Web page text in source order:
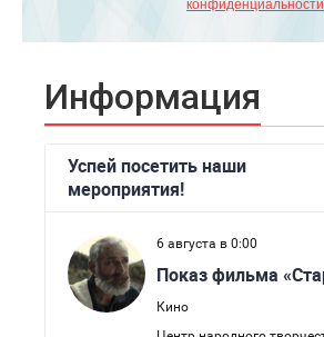
конфиденциальности
Информация